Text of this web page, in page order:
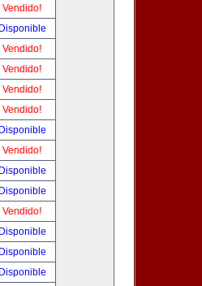
Vendido!
Disponible
Vendido!
Vendido!
Vendido!
Vendido!
Disponible
Vendido!
Disponible
Disponible
Vendido!
Disponible
Disponible
Disponible